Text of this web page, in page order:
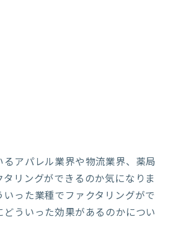
るアパレル業界や物流業界、薬局
リングができるのか気になりま
った業種でファクタリングがで
どういった効果があるのかについ